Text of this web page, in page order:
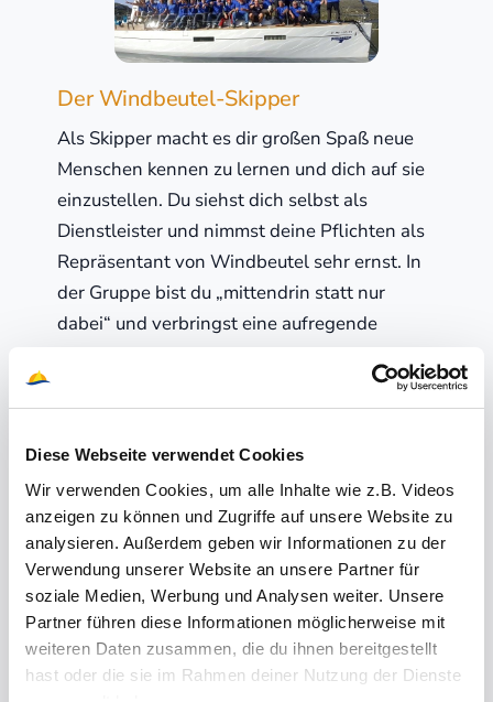
Diese Webseite verwendet Cookies
Wir verwenden Cookies, um alle Inhalte wie z.B. Videos
anzeigen zu können und Zugriffe auf unsere Website zu
analysieren. Außerdem geben wir Informationen zu der
Verwendung unserer Website an unsere Partner für
soziale Medien, Werbung und Analysen weiter. Unsere
Partner führen diese Informationen möglicherweise mit
weiteren Daten zusammen, die du ihnen bereitgestellt
hast oder die sie im Rahmen deiner Nutzung der Dienste
Der Windbeutel-Skipper
Als Skipper macht es dir großen Spaß neue
Menschen kennen zu lernen und dich auf sie
einzustellen. Du siehst dich selbst als
Dienstleister und nimmst deine Pflichten als
Repräsentant von Windbeutel sehr ernst. In
der Gruppe bist du „mittendrin statt nur
dabei“ und verbringst eine aufregende
Du bist ein Organisationstalent und stellst
übernimmst als Skipper in der Regel alleine
vor Ort die Verantwortung für die gelungene
Reise unserer Kunden. Es bedeutet in jedem
Fall, dass du neben deinem Aufgabenbereich
als verantwortlicher Schiffsführer auch und
vor allem als Reiseleiter und Segelcoach
deine Reisegruppe glücklich machst. Die
Gruppe kann immer auf dich zählen, denn du